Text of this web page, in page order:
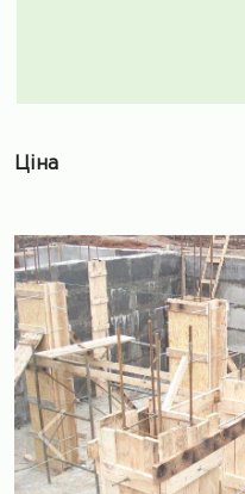
Ціна